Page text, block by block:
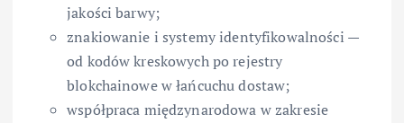
jakości barwy;
znakiowanie i systemy identyfikowalności —
od kodów kreskowych po rejestry
blokchainowe w łańcuchu dostaw;
współpraca międzynarodowa w zakresie